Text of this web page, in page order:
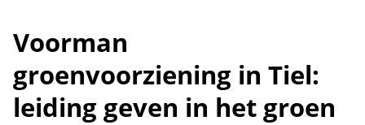
Voorman
groenvoorziening in Tiel:
leiding geven in het groen